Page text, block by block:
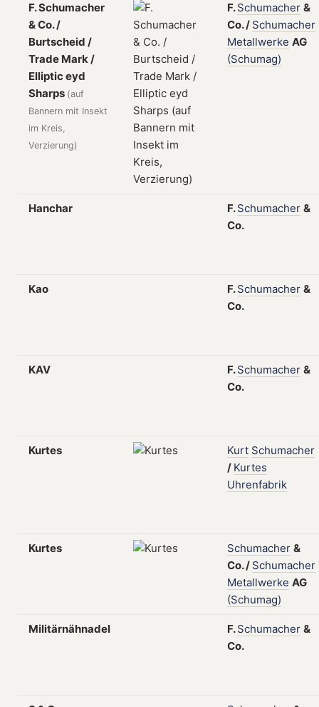
F. Schumacher
& Co. /
Burtscheid /
Trade Mark /
Elliptic eyd
Sharps (auf
Bannern mit Insekt
im Kreis,
Verzierung)
F.Schumacher &
Co./ Schumacher
Metallwerke AG
(Schumag)
Hanchar F.Schumacher &
Co.
Kao F.Schumacher &
Co.
KAV F.Schumacher &
Co.
Kurtes Kurt Schumacher
/ Kurtes
Uhrenfabrik
Kurtes Schumacher &
Co./ Schumacher
Metallwerke AG
(Schumag)
Militärnähnadel F.Schumacher &
Co.